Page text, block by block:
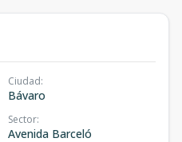
Ciudad:
Bávaro
Sector:
Avenida Barceló